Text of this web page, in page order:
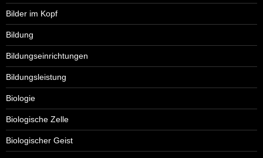
Bilder im Kopf
Bildung
Bildungseinrichtungen
Bildungsleistung
Biologie
Biologische Zelle
Biologischer Geist